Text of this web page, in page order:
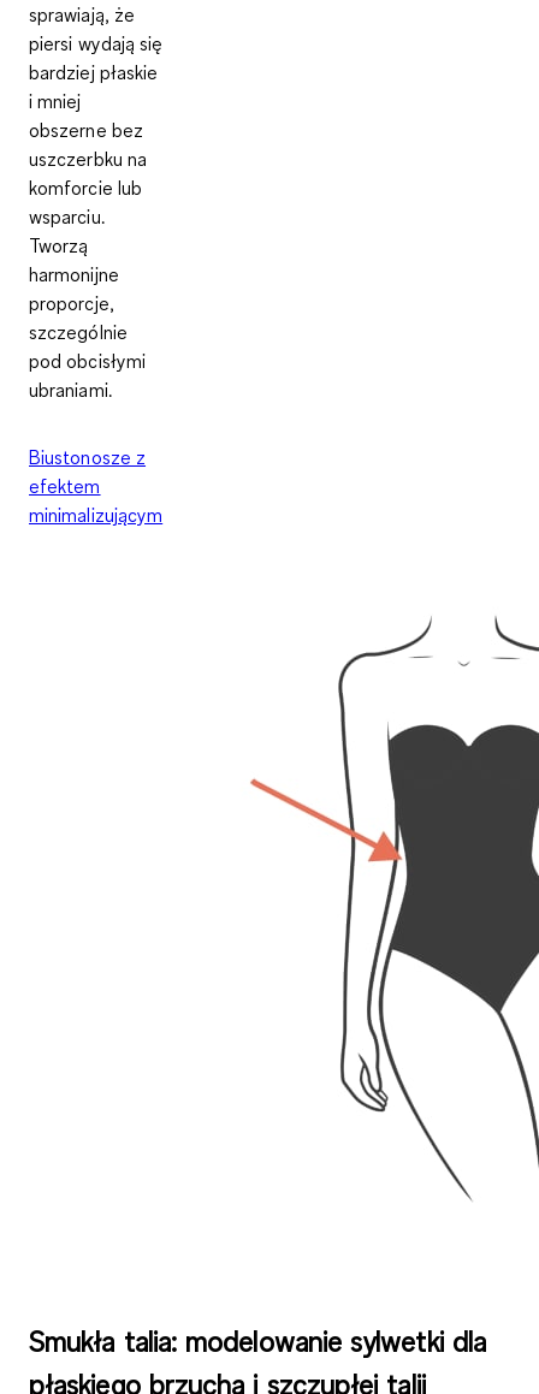
sprawiają, że
piersi wydają się
bardziej płaskie
i mniej
obszerne bez
uszczerbku na
komforcie lub
wsparciu.
Tworzą
harmonijne
proporcje,
szczególnie
pod obcisłymi
ubraniami.
Biustonosze z
efektem
minimalizującym
Smukła talia: modelowanie sylwetki dla
płaskiego brzucha i szczupłej talii